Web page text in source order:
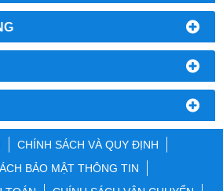
CHÍNH SÁCH VÀ QUY ĐỊNH
BẢO MẬT THÔNG TIN